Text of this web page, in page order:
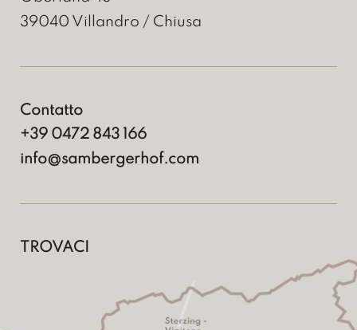
39040 Villandro / Chiusa
Contatto
+39 0472 843 166
info@sambergerhof.com
TROVACI